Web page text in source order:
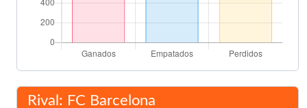
Rival: FC Barcelona